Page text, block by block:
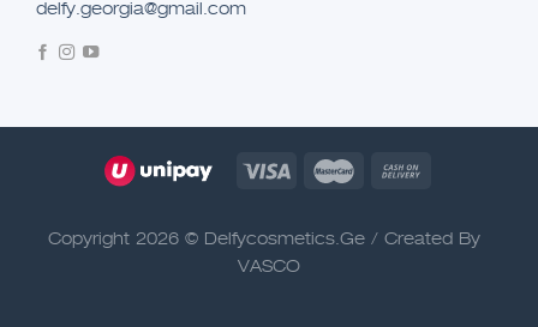
delfy.georgia@gmail.com
Copyright 2026 © Delfycosmetics.Ge / Created By
VASCO